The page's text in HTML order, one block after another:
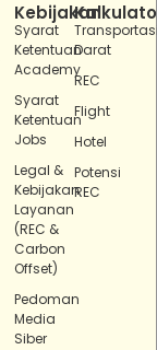
Kebijakan
Syarat
Ketentuan
Academy
Syarat
Ketentuan
Jobs
Legal &
Kebijakan
Layanan
(REC &
Carbon
Offset)
Pedoman
Media
Siber
Darat
REC
Flight
Hotel
Potensi
REC